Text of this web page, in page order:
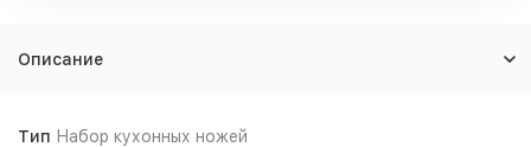
Описание
Тип Набор кухонных ножей